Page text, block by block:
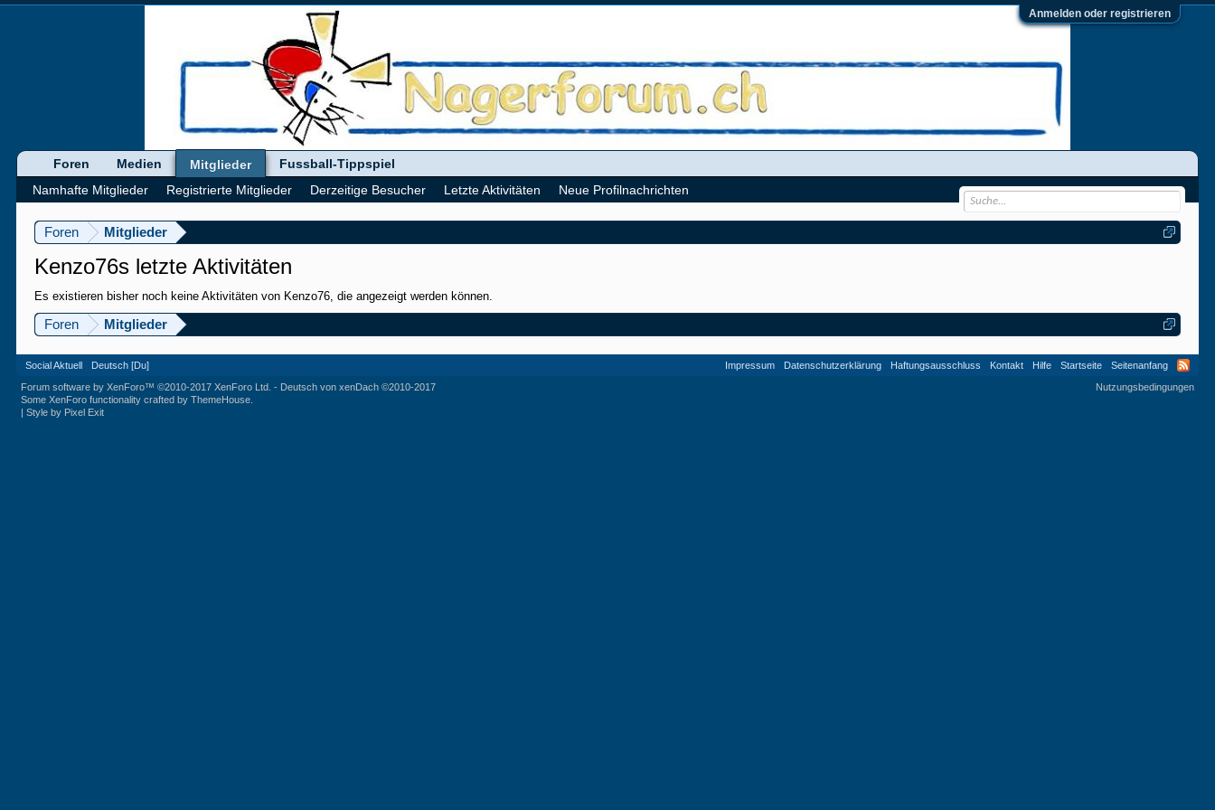
Anmelden oder registrieren
Foren Mitglieder
Kenzo76s letzte Aktivitäten
Es existieren bisher noch keine Aktivitäten von Kenzo76, die angezeigt werden können.
Foren Mitglieder
Foren Medien
Mitglieder
Namhafte Mitglieder
Registrierte Mitglieder Derzeitige Besucher Letzte Aktivitäten Neue Profilnachrichten
Fussball-Tippspiel
Social Aktuell Deutsch [Du] Impressum Datenschutzerklärung Haftungsausschluss Kontakt Hilfe Startseite
Seitenanfang
Nutzungsbedingungen
Forum software by XenForo™©2010-2017 XenForo Ltd. - Deutsch von xenDach©2010-2017
Some XenForo functionality crafted byThemeHouse
|Style by Pixel Exit